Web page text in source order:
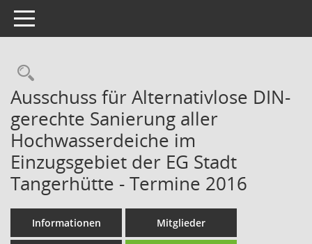
Toggle navigation
Rechercheauswahl
Ausschuss für Alternativlose DIN-
gerechte Sanierung aller
Hochwasserdeiche im
Einzugsgebiet der EG Stadt
Tangerhütte - Termine 2016
Informationen Mitglieder